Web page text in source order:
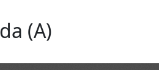
(A)